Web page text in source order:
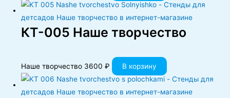
КT-005 Наше творчество
Наше творчество 3600₽ В корзину